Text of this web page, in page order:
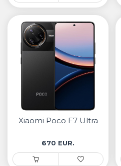
Xiaomi Poco F7 Ultra
670 EUR.